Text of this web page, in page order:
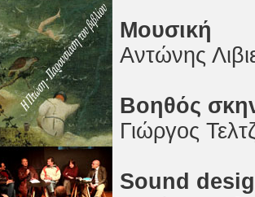
Μουσική
Αντώνης
Βοηθός
Γιώργος
Sound